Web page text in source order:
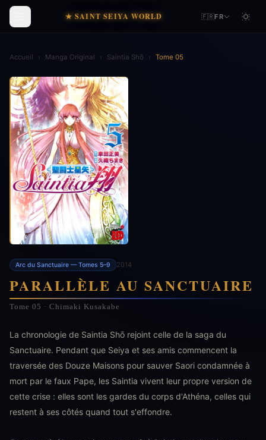
★ SAINT SEIYA WORLD 🇫🇷FR
Accueil › Manga Original › Saintia Shō › Tome 05
Arc du Sanctuaire — Tomes 5–9 2014
PARALLÈLE AU SANCTUAIRE
Tome 05 · Chimaki Kusakabe
La chronologie de Saintia Shō rejoint celle de la saga du
Sanctuaire. Pendant que Seiya et ses amis commencent la
traversée des Douze Maisons pour sauver Saori condamnée à
mort par le faux Pape, les Saintia vivent leur propre version de
cette crise : elles sont les gardes du corps d'Athéna, celles qui
restent à ses côtés quand tout s'effondre.